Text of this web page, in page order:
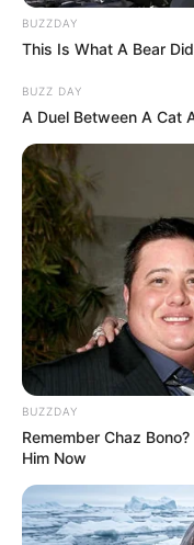
BUZZDAY
This Is What A Bear
BUZZ DAY
A Duel Between A Cat
BUZZDAY
Remember Chaz
Him Now